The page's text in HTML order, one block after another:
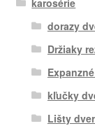
dorazy
Držiaky
kľučky
Lišty